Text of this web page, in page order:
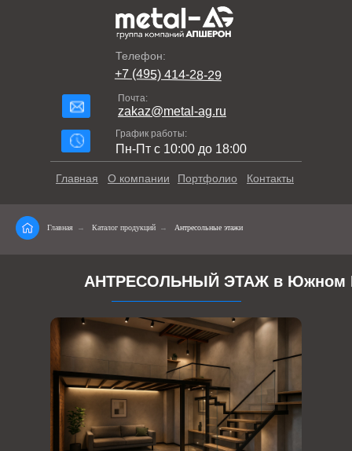
Телефон:
+7 (495) 414-28-29
Почта:
zakaz@metal-ag.ru
График работы:
Пн-Пт с 10:00 до 18:00
Контакты
Портфолио
О компании
Главная
Главная → Каталог продукций → Антресольные этажи
АНТРЕСОЛЬНЫЙ ЭТАЖ в Южном